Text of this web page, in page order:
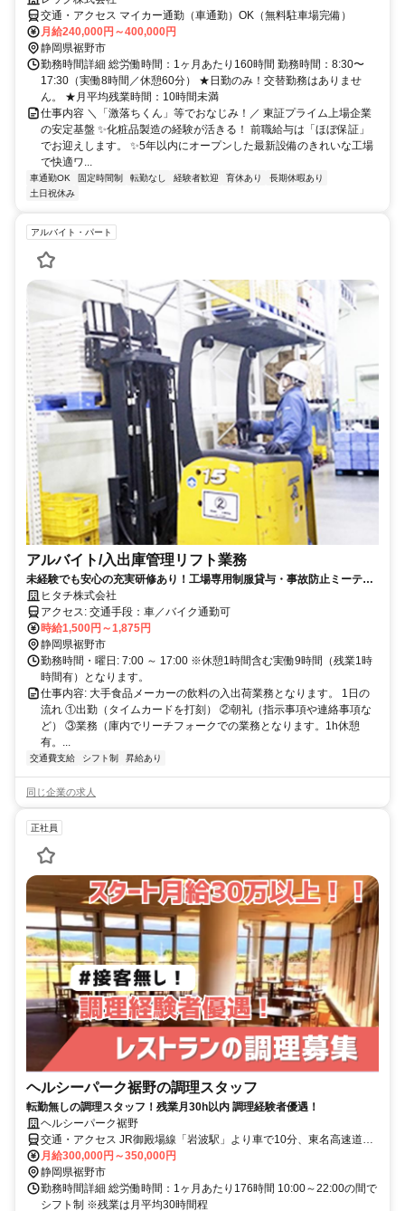
交通・アクセス マイカー通勤（車通勤）OK（無料駐車場完備）
月給240,000円～400,000円
静岡県裾野市
勤務時間詳細 総労働時間：1ヶ月あたり160時間 勤務時間：8:30〜
17:30（実働8時間／休憩60分） ★日勤のみ！交替勤務はありませ
ん。 ★月平均残業時間：10時間未満
仕事内容 ＼「激落ちくん」等でおなじみ！／ 東証プライム上場企業
の安定基盤 ✨化粧品製造の経験が活きる！ 前職給与は「ほぼ保証」
でお迎えします。 ✨5年以内にオープンした最新設備のきれいな工場
で快適ワ...
車通勤OK 固定時間制 転勤なし 経験者歓迎 育休あり
長期休暇あり
土日祝休み
アルバイト・パート
アルバイト/入出庫管理リフト業務
未経験でも安心の充実研修あり！工場専用制服貸与・事故防止ミーティ
ング・お得な社員食堂完備、面接時には工場見学も可能です。
ヒタチ株式会社
アクセス: 交通手段：車／バイク通勤可
時給1,500円～1,875円
静岡県裾野市
勤務時間・曜日: 7:00 ～ 17:00 ※休憩1時間含む実働9時間（残業1時
時間有）となります。
仕事内容: 大手食品メーカーの飲料の入出荷業務となります。 1日の
流れ ①出勤（タイムカードを打刻） ②朝礼（指示事項や連絡事項な
ど） ③業務（庫内でリーチフォークでの業務となります。1h休憩
有。...
交通費支給 シフト制 昇給あり
同じ企業の求人
正社員
ヘルシーパーク裾野の調理スタッフ
転勤無しの調理スタッフ！残業月30h以内 調理経験者優遇！
ヘルシーパーク裾野
交通・アクセス JR御殿場線「岩波駅」より車で10分、東名高速道路
「裾野IC」より7分★交通費支給
月給300,000円～350,000円
静岡県裾野市
勤務時間詳細 総労働時間：1ヶ月あたり176時間 10:00～22:00の間で
シフト制 ※残業は月平均30時間程